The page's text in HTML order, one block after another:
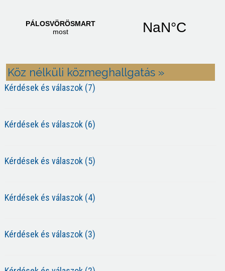
Köz nélküli közmeghallgatás »
Kérdések és válaszok (7)
Kérdések és válaszok (6)
Kérdések és válaszok (5)
Kérdések és válaszok (4)
Kérdések és válaszok (3)